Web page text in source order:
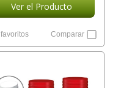
Ver el Producto
favoritos Comparar